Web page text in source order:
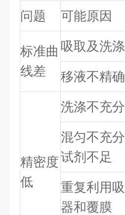
问题 可能原因
标准曲
线差
吸取及洗
移液不精确
精密度
低
洗涤不充分
混匀不充
试剂不足
重复利用
器和覆膜